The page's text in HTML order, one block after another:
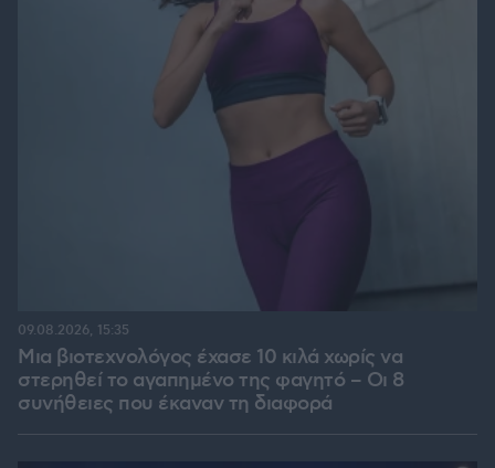
Μια βιοτεχνολόγος έχασε 10 κιλά χωρίς να
στερηθεί το αγαπημένο της φαγητό – Οι 8
συνήθειες που έκαναν τη διαφορά
09.08.2026, 15:35